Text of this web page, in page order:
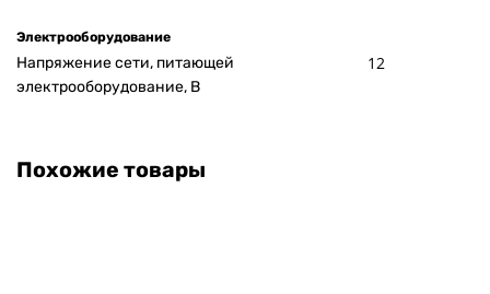
Электрооборудование
Напряжение сети, питающей
электрооборудование, В
12
Похожие товары